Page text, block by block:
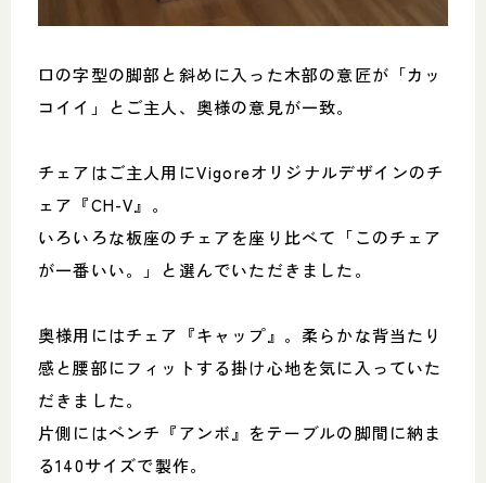
口の字型の脚部と斜めに入った木部の意匠が「カッ
コイイ」とご主人、奥様の意見が一致。
チェアはご主人用にVigoreオリジナルデザインのチ
ェア『CH-V』。
いろいろな板座のチェアを座り比べて「このチェア
が一番いい。」と選んでいただきました。
奥様用にはチェア『キャップ』。柔らかな背当たり
感と腰部にフィットする掛け心地を気に入っていた
だきました。
片側にはベンチ『アンボ』をテーブルの脚間に納ま
る140サイズで製作。